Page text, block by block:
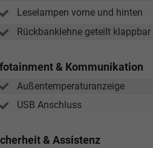
Leselampen vorne und hinten
Rückbanklehne geteilt klappbar
& Kommunikation
Außentemperaturanzeige
USB Anschluss
& Assistenz